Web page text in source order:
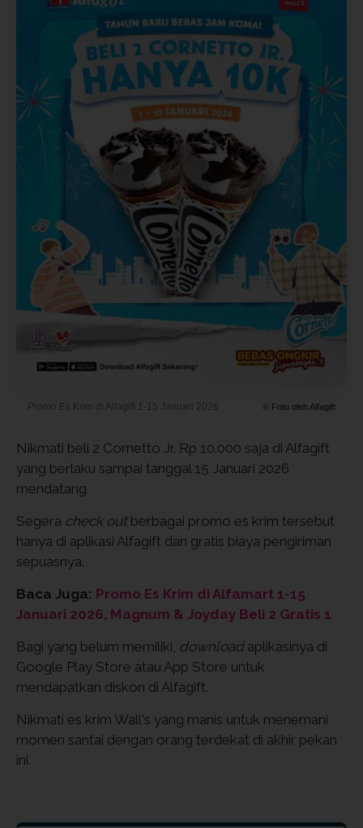
Promo Es Krim di Alfagift 1-15 Januari 2026 © Foto oleh Alfagift
Nikmati beli 2 Cornetto Jr. Rp 10.000 saja di Alfagift
yang berlaku sampai tanggal 15 Januari 2026
mendatang.
Segera check outberbagai promo es krim tersebut
hanya di aplikasi Alfagift dan gratis biaya pengiriman
sepuasnya.
Baca Juga: Promo Es Krim di Alfamart 1-15
Januari 2026, Magnum & Joyday Beli 2 Gratis 1
Bagi yang belum memiliki, downloadaplikasinya di
Google Play Store atau App Store untuk
mendapatkan diskon di Alfagift.
Nikmati es krim Wall's yang manis untuk menemani
momen santai dengan orang terdekat di akhir pekan
ini.